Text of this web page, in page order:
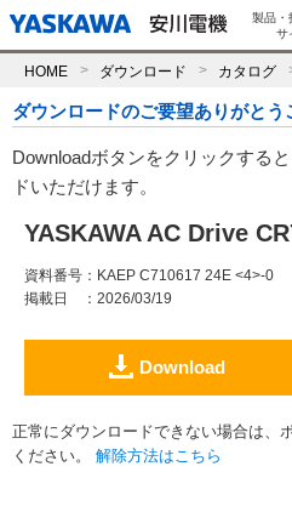
製品・
サ
HOME ダウンロード カタログ
ダウンロードのご要望ありがとう
Downloadボタンをクリックする
ドいただけます。
YASKAWA AC Drive
資料番号 ：KAEP C710617 24E <4>-0
掲載日
：2026/03/19
Download
正常にダウンロードできない場合は、
ください。 解除方法はこちら